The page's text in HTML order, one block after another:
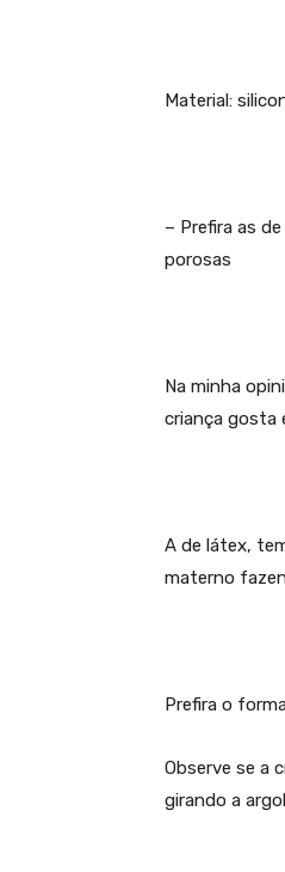
Material:
– Prefira as
porosas
Na minha
criança gosta
A de látex,
materno
Prefira o
Observe se a
girando a